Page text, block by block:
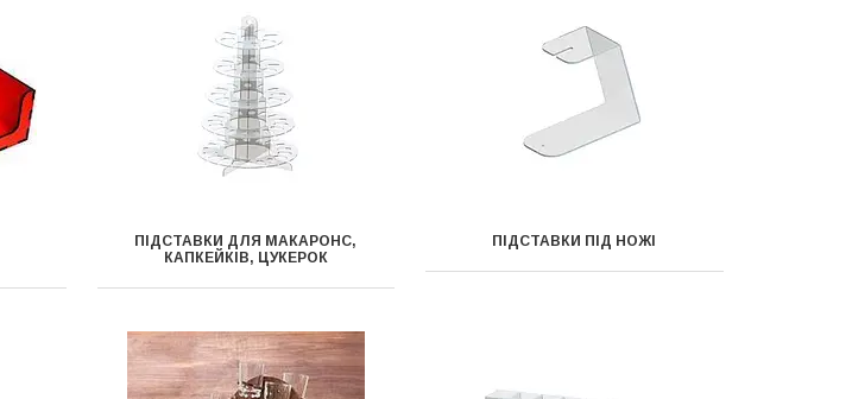
ПІДСТАВКИ ДЛЯ МАКАРОНС,
КАПКЕЙКІВ, ЦУКЕРОК
ПІДСТАВКИ ПІД НОЖІ